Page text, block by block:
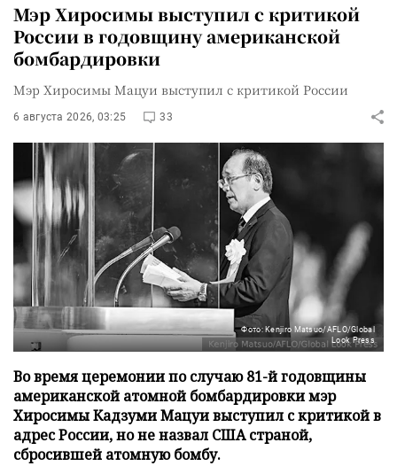
Мэр Хиросимы выступил с критикой
России в годовщину американской
бомбардировки
Мэр Хиросимы Мацуи выступил с критикой России
6 августа 2026, 03:25 33
Фото: Kenjiro Matsuo/AFLO/Global
Look Press
Во время церемонии по случаю 81-й годовщины
американской атомной бомбардировки мэр
Хиросимы Кадзуми Мацуи выступил с критикой в
адрес России, но не назвал США страной,
сбросившей атомную бомбу.